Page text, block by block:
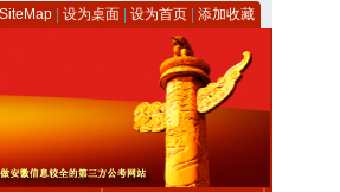
SiteMap 设为桌面 设为首页 添加收藏